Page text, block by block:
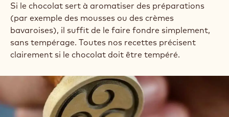
Si le chocolat sert à aromatiser des préparations
(par exemple des mousses ou des crèmes
bavaroises), il suffit de le faire fondre simplement,
sans tempérage. Toutes nos recettes précisent
clairement si le chocolat doit être tempéré.